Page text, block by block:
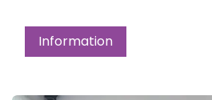
Information